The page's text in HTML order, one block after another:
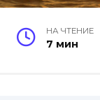
НА ЧТЕНИЕ
7 мин